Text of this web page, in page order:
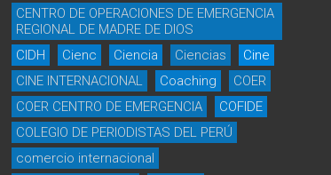
CENTRO DE OPERACIONES DE EMERGENCIA
REGIONAL DE MADRE DE DIOS
CIDH
Cienc Ciencia Ciencias
Cine
CINE INTERNACIONAL
Coaching
COER
COER CENTRO DE EMERGENCIA
COFIDE
COLEGIO DE PERIODISTAS DEL PERÚ
comercio internacional